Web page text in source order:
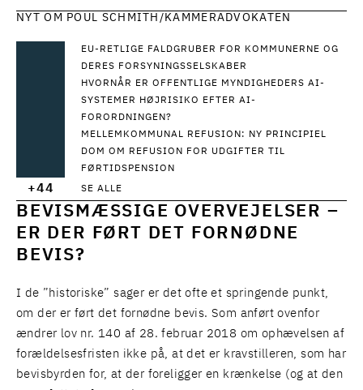
NYT OM POUL SCHMITH/KAMMERADVOKATEN
EU-RETLIGE FALDGRUBER FOR KOMMUNERNE OG
DERES FORSYNINGSSELSKABER
HVORNÅR ER OFFENTLIGE MYNDIGHEDERS AI-
SYSTEMER HØJRISIKO EFTER AI-
FORORDNINGEN?
MELLEMKOMMUNAL REFUSION: NY PRINCIPIEL
DOM OM REFUSION FOR UDGIFTER TIL
FØRTIDSPENSION
+44 SE ALLE
BEVISMÆSSIGE OVERVEJELSER –
ER DER FØRT DET FORNØDNE
BEVIS?
I de ”historiske” sager er det ofte et springende punkt,
om der er ført det fornødne bevis. Som anført ovenfor
ændrer lov nr. 140 af 28. februar 2018 om ophævelsen af
forældelsesfristen ikke på, at det er kravstilleren, som har
bevisbyrden for, at der foreligger en krænkelse (og at den